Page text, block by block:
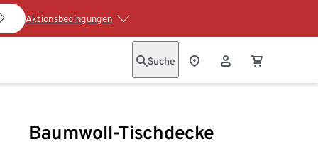
Aktionsbedingungen
Suche
Baumwoll-Tischdecke